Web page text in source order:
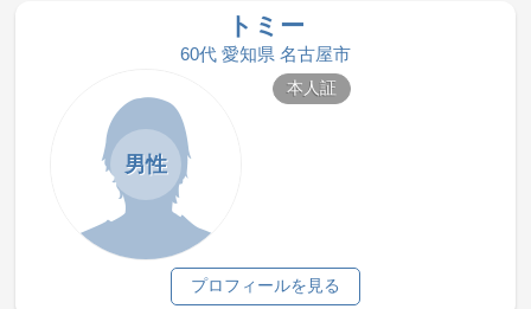
トミー
60代 愛知県 名古屋市
男性
本人証
プロフィールを見る